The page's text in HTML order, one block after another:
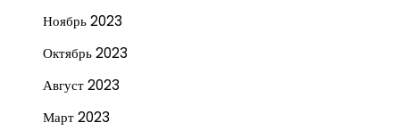
Ноябрь 2023
Октябрь 2023
Август 2023
Март 2023